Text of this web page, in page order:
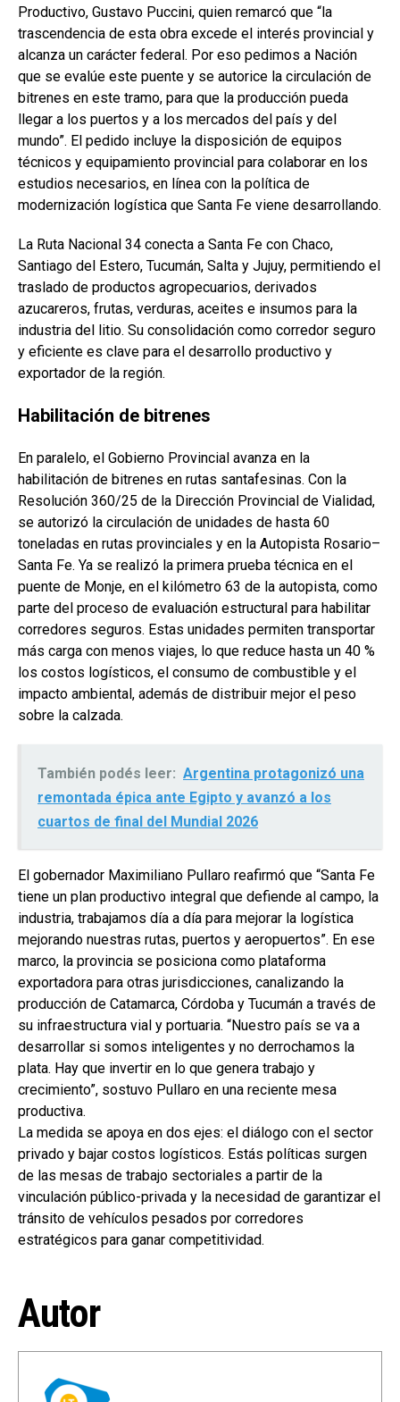
Productivo, Gustavo Puccini, quien remarcó que “la
trascendencia de esta obra excede el interés provincial y
alcanza un carácter federal. Por eso pedimos a Nación
que se evalúe este puente y se autorice la circulación de
bitrenes en este tramo, para que la producción pueda
llegar a los puertos y a los mercados del país y del
mundo”. El pedido incluye la disposición de equipos
técnicos y equipamiento provincial para colaborar en los
estudios necesarios, en línea con la política de
modernización logística que Santa Fe viene desarrollando.
La Ruta Nacional 34 conecta a Santa Fe con Chaco,
Santiago del Estero, Tucumán, Salta y Jujuy, permitiendo el
traslado de productos agropecuarios, derivados
azucareros, frutas, verduras, aceites e insumos para la
industria del litio. Su consolidación como corredor seguro
y eficiente es clave para el desarrollo productivo y
exportador de la región.
Habilitación de bitrenes
En paralelo, el Gobierno Provincial avanza en la
habilitación de bitrenes en rutas santafesinas. Con la
Resolución 360/25 de la Dirección Provincial de Vialidad,
se autorizó la circulación de unidades de hasta 60
toneladas en rutas provinciales y en la Autopista Rosario–
Santa Fe. Ya se realizó la primera prueba técnica en el
puente de Monje, en el kilómetro 63 de la autopista, como
parte del proceso de evaluación estructural para habilitar
corredores seguros. Estas unidades permiten transportar
más carga con menos viajes, lo que reduce hasta un 40 %
los costos logísticos, el consumo de combustible y el
impacto ambiental, además de distribuir mejor el peso
sobre la calzada.
También podés leer: Argentina protagonizó una
remontada épica ante Egipto y avanzó a los
cuartos de final del Mundial 2026
El gobernador Maximiliano Pullaro reafirmó que “Santa Fe
tiene un plan productivo integral que defiende al campo, la
industria, trabajamos día a día para mejorar la logística
mejorando nuestras rutas, puertos y aeropuertos”. En ese
marco, la provincia se posiciona como plataforma
exportadora para otras jurisdicciones, canalizando la
producción de Catamarca, Córdoba y Tucumán a través de
su infraestructura vial y portuaria. “Nuestro país se va a
desarrollar si somos inteligentes y no derrochamos la
plata. Hay que invertir en lo que genera trabajo y
crecimiento”, sostuvo Pullaro en una reciente mesa
productiva.
La medida se apoya en dos ejes: el diálogo con el sector
privado y bajar costos logísticos. Estás políticas surgen
de las mesas de trabajo sectoriales a partir de la
vinculación público-privada y la necesidad de garantizar el
tránsito de vehículos pesados por corredores
estratégicos para ganar competitividad.
Autor